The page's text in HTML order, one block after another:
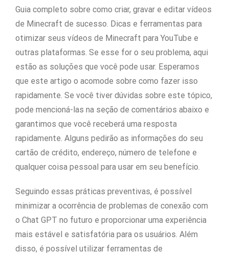
Guia completo sobre como criar, gravar e editar vídeos
de Minecraft de sucesso. Dicas e ferramentas para
otimizar seus vídeos de Minecraft para YouTube e
outras plataformas. Se esse for o seu problema, aqui
estão as soluções que você pode usar. Esperamos
que este artigo o acomode sobre como fazer isso
rapidamente. Se você tiver dúvidas sobre este tópico,
pode mencioná-las na seção de comentários abaixo e
garantimos que você receberá uma resposta
rapidamente. Alguns pedirão as informações do seu
cartão de crédito, endereço, número de telefone e
qualquer coisa pessoal para usar em seu benefício.
Seguindo essas práticas preventivas, é possível
minimizar a ocorrência de problemas de conexão com
o Chat GPT no futuro e proporcionar uma experiência
mais estável e satisfatória para os usuários. Além
disso, é possível utilizar ferramentas de